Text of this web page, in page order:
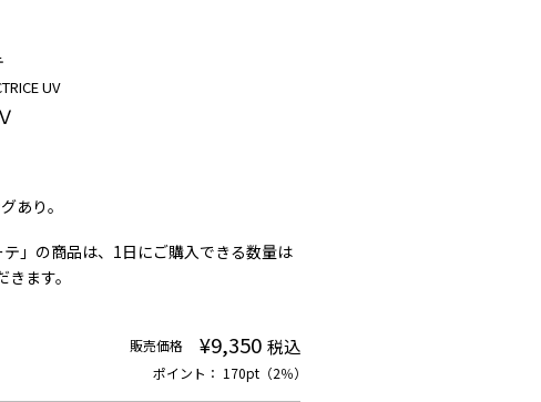
UV
あり。
テ」の商品は、1日にご購入できる数量は
ます。
販売価格 ¥9,350 税込
ポイント： 170pt（2％）